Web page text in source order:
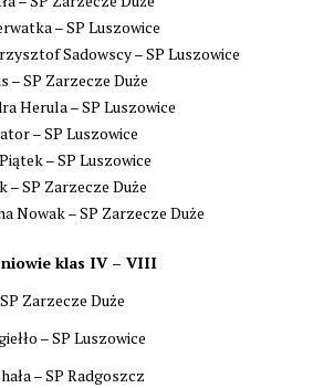
– SP Luszowice
Sadowscy – SP Luszowice
– SP Zarzecze Duże
Herula – SP Luszowice
– SP Luszowice
– SP Luszowice
– SP Zarzecze Duże
Nowak – SP Zarzecze Duże
klas IV – VIII
Zarzecze Duże
– SP Luszowice
– SP Radgoszcz